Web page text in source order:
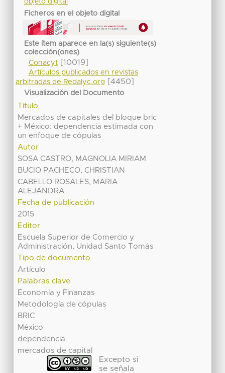
objeto digital
Ficheros en el objeto digital
Este ítem aparece en la(s) siguiente(s)
colección(ones)
Conacyt[10019]
Artículos publicados en revistas
arbitradas de Redalyc.org
[4450]
Visualización del Documento
Título
Mercados de capitales del bloque bric
+ México: dependencia estimada con
un enfoque de cópulas
Autor
SOSA CASTRO, MAGNOLIA MIRIAM
BUCIO PACHECO, CHRISTIAN
CABELLO ROSALES, MARIA
ALEJANDRA
Fecha de publicación
2015
Editor
Escuela Superior de Comercio y
Administración, Unidad Santo Tomás
Tipo de documento
Artículo
Palabras clave
Economía y Finanzas
Metodología de cópulas
BRIC
México
dependencia
mercados de capital
Excepto si
se señala